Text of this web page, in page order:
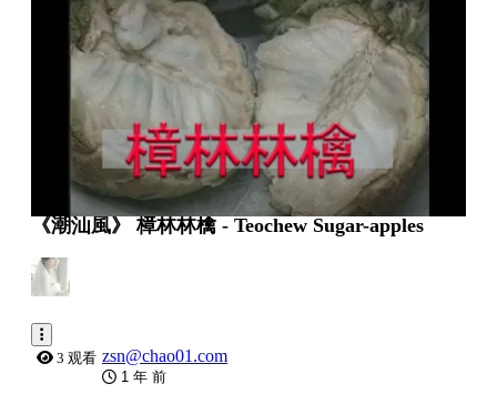
《潮汕風》 樟林林檎 - Teochew Sugar-apples
3 观看 zsn@chao01.com
1 年 前